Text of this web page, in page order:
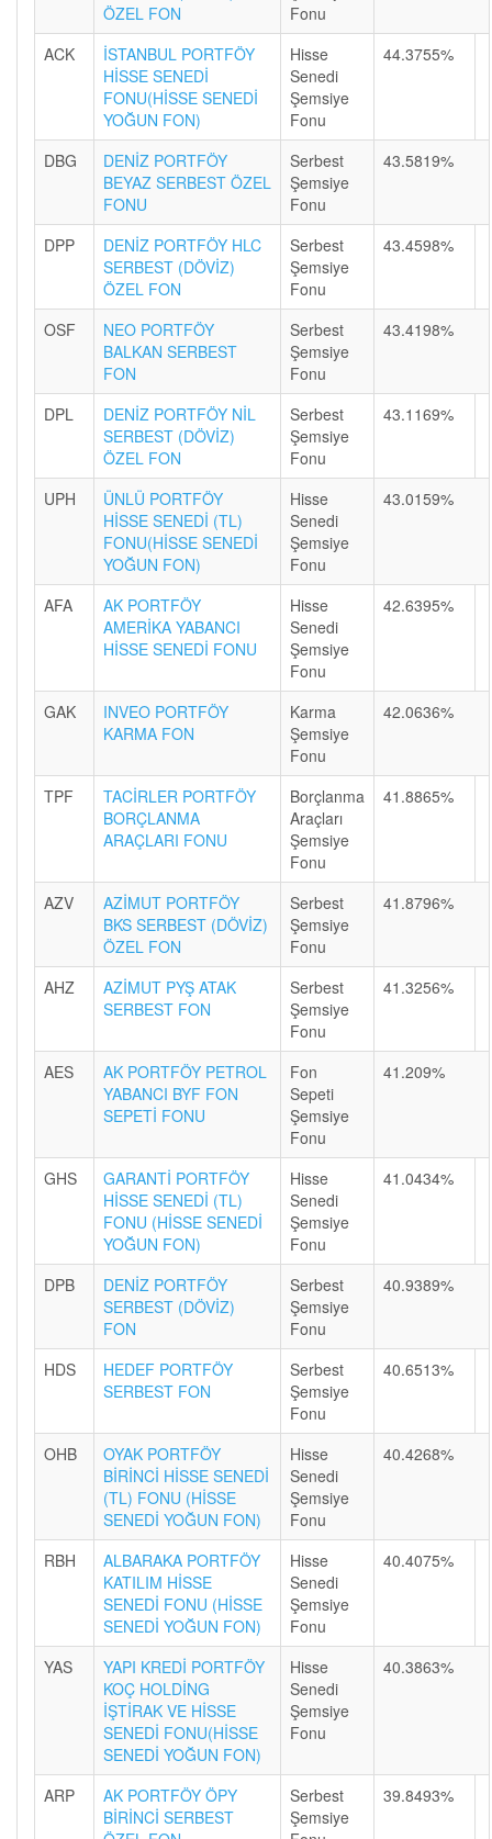
ÖZEL FON
Fonu
ACK
İSTANBUL PORTFÖY
HİSSE SENEDİ
FONU(HİSSE SENEDİ
YOĞUN FON)
Hisse
Senedi
Şemsiye
Fonu
44.3755%
DBG
DENİZ PORTFÖY
BEYAZ SERBEST ÖZEL
FONU
Serbest
Şemsiye
Fonu
43.5819%
DPP
DENİZ PORTFÖY HLC
SERBEST (DÖVİZ)
ÖZEL FON
Serbest
Şemsiye
Fonu
43.4598%
OSF
NEO PORTFÖY
BALKAN SERBEST
FON
Serbest
Şemsiye
Fonu
43.4198%
DPL
DENİZ PORTFÖY NİL
SERBEST (DÖVİZ)
ÖZEL FON
Serbest
Şemsiye
Fonu
43.1169%
UPH
ÜNLÜ PORTFÖY
HİSSE SENEDİ (TL)
FONU(HİSSE SENEDİ
YOĞUN FON)
Hisse
Senedi
Şemsiye
Fonu
43.0159%
AFA
AK PORTFÖY
AMERİKA YABANCI
HİSSE SENEDİ FONU
Hisse
Senedi
Şemsiye
Fonu
42.6395%
GAK
INVEO PORTFÖY
KARMA FON
Karma
Şemsiye
Fonu
42.0636%
TPF
TACİRLER PORTFÖY
BORÇLANMA
ARAÇLARI FONU
Borçlanma
Araçları
Şemsiye
Fonu
41.8865%
AZV
AZİMUT PORTFÖY
BKS SERBEST (DÖVİZ)
ÖZEL FON
Serbest
Şemsiye
Fonu
41.8796%
AHZ
AZİMUT PYŞ ATAK
SERBEST FON
Serbest
Şemsiye
Fonu
41.3256%
AES
AK PORTFÖY PETROL
YABANCI BYF FON
SEPETİ FONU
Fon
Sepeti
Şemsiye
Fonu
41.209%
GHS
GARANTİ PORTFÖY
HİSSE SENEDİ (TL)
FONU (HİSSE SENEDİ
YOĞUN FON)
Hisse
Senedi
Şemsiye
Fonu
41.0434%
DPB
DENİZ PORTFÖY
SERBEST (DÖVİZ)
FON
Serbest
Şemsiye
Fonu
40.9389%
HDS
HEDEF PORTFÖY
SERBEST FON
Serbest
Şemsiye
Fonu
40.6513%
OHB
OYAK PORTFÖY
BİRİNCİ HİSSE SENEDİ
(TL) FONU (HİSSE
SENEDİ YOĞUN FON)
Hisse
Senedi
Şemsiye
Fonu
40.4268%
RBH
ALBARAKA PORTFÖY
KATILIM HİSSE
SENEDİ FONU (HİSSE
SENEDİ YOĞUN FON)
Hisse
Senedi
Şemsiye
Fonu
40.4075%
YAS
YAPI KREDİ PORTFÖY
KOÇ HOLDİNG
İŞTİRAK VE HİSSE
SENEDİ FONU(HİSSE
SENEDİ YOĞUN FON)
Hisse
Senedi
Şemsiye
Fonu
40.3863%
ARP
AK PORTFÖY ÖPY
BİRİNCİ SERBEST
Serbest
Şemsiye
39.8493%